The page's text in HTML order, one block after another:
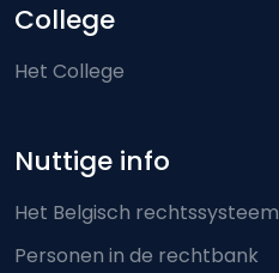
College
Het College
Nuttige info
Het Belgisch rechtssysteem
Personen in de rechtbank